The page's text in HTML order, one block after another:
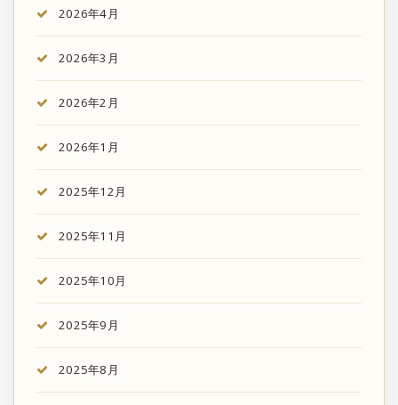
2026年4月
2026年3月
2026年2月
2026年1月
2025年12月
2025年11月
2025年10月
2025年9月
2025年8月